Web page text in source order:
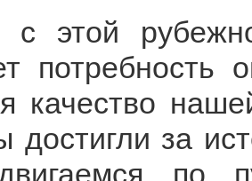
этой
потребность
качество
достигли за
по